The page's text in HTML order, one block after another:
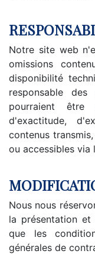
Notre site web
omissions
disponibilité
responsable
pourraient
d'exactitude,
contenus
ou accessibles via
Nous nous
la présentation
que les
générales de